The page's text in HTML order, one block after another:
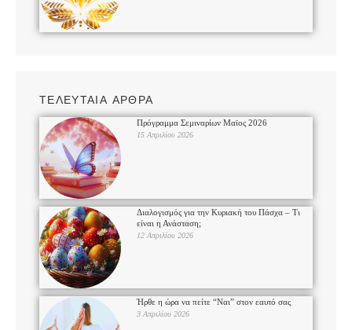
ΤΕΛΕΥΤΑΙΑ ΑΡΘΡΑ
Πρόγραμμα Σεμιναρίων Μαϊος 2026
15 Απριλίου 2026
Διαλογισμός για την Κυριακή του Πάσχα – Τι
είναι η Ανάσταση;
12 Απριλίου 2026
Ήρθε η ώρα να πείτε “Ναι” στον εαυτό σας
3 Απριλίου 2026